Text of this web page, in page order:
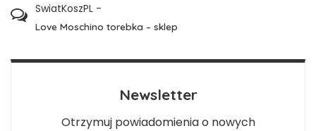
SwiatKoszPL -
Love Moschino torebka – sklep
Newsletter
Otrzymuj powiadomienia o nowych